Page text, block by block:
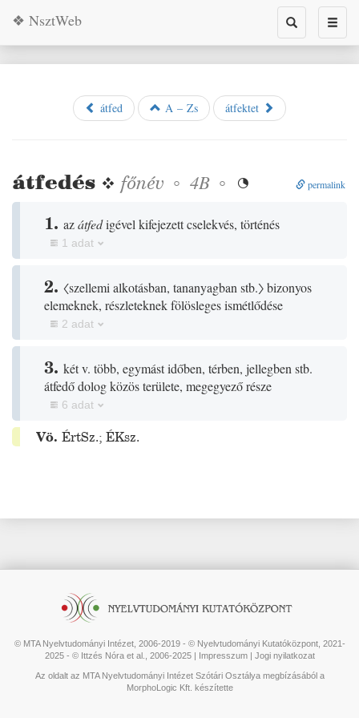
Toggle
search
❖ NsztWeb
átfed A – Zs átfektet
átfedés ❖ főnév ◦ 4B ◦  permalink
1. azátfedigével kifejezett cselekvés, történés
1 adat
2. 〈szellemi alkotásban, tananyagban stb.〉bizonyos
elemeknek, részleteknek fölösleges ismétlődése
2 adat
3. két v. több, egymást időben, térben, jellegben stb.
átfedő dolog közös területe, megegyező része
6 adat
Vö. ÉrtSz.; ÉKsz.
© MTA Nyelvtudományi Intézet, 2006-2019 - © Nyelvtudományi Kutatóközpont, 2021-
2025 - © Ittzés Nóra et al., 2006-2025 | Impresszum| Jogi nyilatkozat
Az oldalt az MTA Nyelvtudományi Intézet Szótári Osztálya megbízásából a
MorphoLogic Kft. készítette